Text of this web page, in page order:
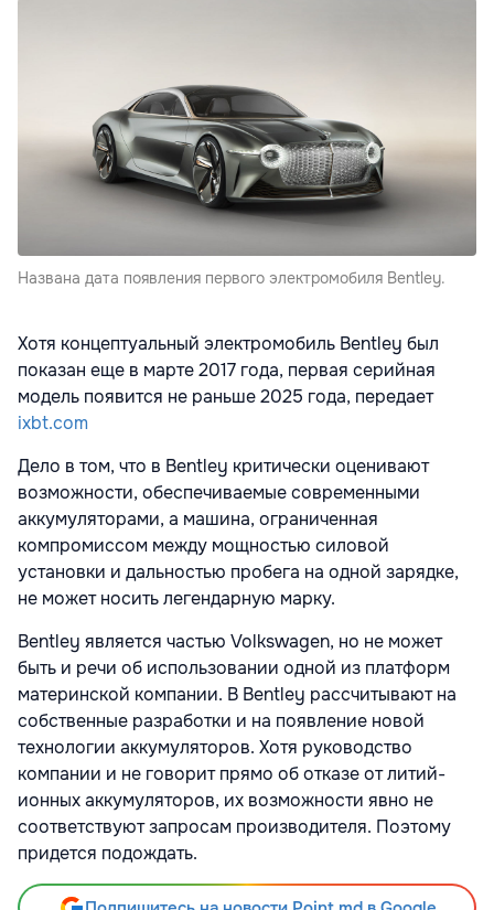
Названа дата появления первого электромобиля Bentley.
Хотя концептуальный электромобиль Bentley был
показан еще в марте 2017 года, первая серийная
модель появится не раньше 2025 года, передает
ixbt.com
Дело в том, что в Bentley критически оценивают
возможности, обеспечиваемые современными
аккумуляторами, а машина, ограниченная
компромиссом между мощностью силовой
установки и дальностью пробега на одной зарядке,
не может носить легендарную марку.
Bentley является частью Volkswagen, но не может
быть и речи об использовании одной из платформ
материнской компании. В Bentley рассчитывают на
собственные разработки и на появление новой
технологии аккумуляторов. Хотя руководство
компании и не говорит прямо об отказе от литий-
ионных аккумуляторов, их возможности явно не
соответствуют запросам производителя. Поэтому
придется подождать.